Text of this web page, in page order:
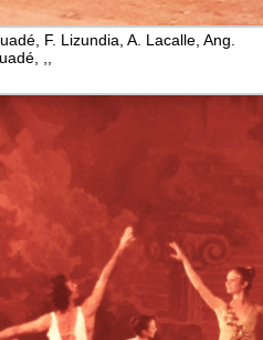
F. Lizundia, A. Lacalle, Ang.
,,